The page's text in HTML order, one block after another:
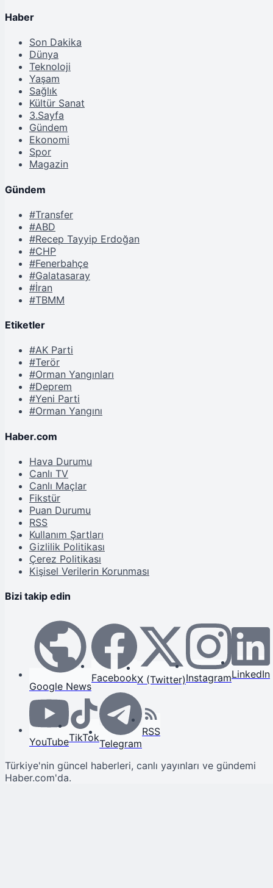
Haber
Son Dakika
Dünya
Teknoloji
Yaşam
Sağlık
Kültür Sanat
3.Sayfa
Gündem
Ekonomi
Spor
Magazin
Gündem
#Transfer
#ABD
#Recep Tayyip Erdoğan
#CHP
#Fenerbahçe
#Galatasaray
#İran
#TBMM
Etiketler
#AK Parti
#Terör
#Orman Yangınları
#Deprem
#Yeni Parti
#Orman Yangını
Haber.com
Hava Durumu
Canlı TV
Canlı Maçlar
Fikstür
Puan Durumu
RSS
Kullanım Şartları
Gizlilik Politikası
Çerez Politikası
Kişisel Verilerin Korunması
Bizi takip edin
Google News
FacebookX (Twitter)InstagramLinkedIn
YouTubeTikTokTelegram
RSS
Türkiye'nin güncel haberleri, canlı yayınları ve gündemi
Haber.com'da.